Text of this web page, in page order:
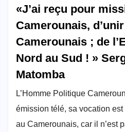
«J’ai reçu pour
Camerounais,
Camerounais ; de
Nord au Sud ! »
Matomba
L’Homme Politique
émission télé, sa vocation est
au Camerounais, car il n’est